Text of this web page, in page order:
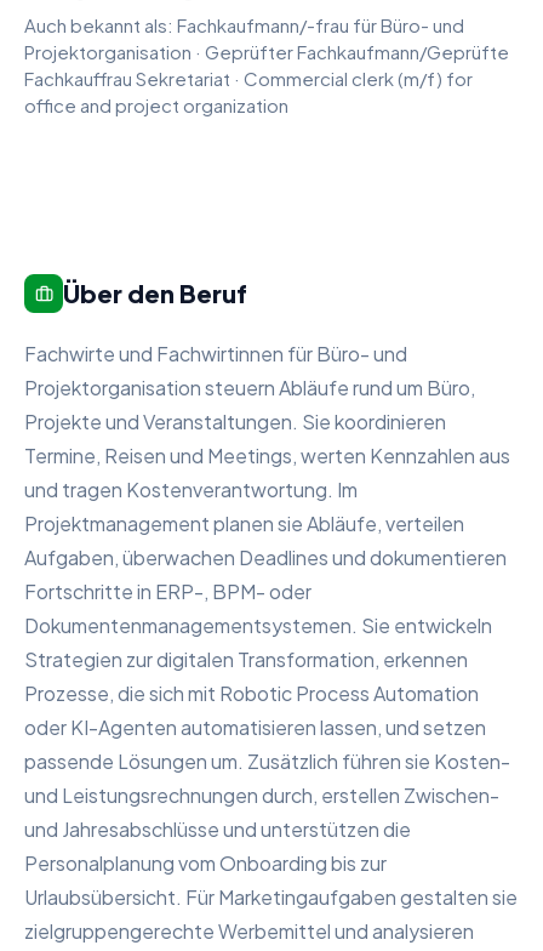
Auch bekannt als: Fachkaufmann/-frau für Büro- und
Projektorganisation · Geprüfter Fachkaufmann/Geprüfte
Fachkauffrau Sekretariat · Commercial clerk (m/f) for
office and project organization
Über den Beruf
Fachwirte und Fachwirtinnen für Büro- und
Projektorganisation steuern Abläufe rund um Büro,
Projekte und Veranstaltungen. Sie koordinieren
Termine, Reisen und Meetings, werten Kennzahlen aus
und tragen Kostenverantwortung. Im
Projektmanagement planen sie Abläufe, verteilen
Aufgaben, überwachen Deadlines und dokumentieren
Fortschritte in ERP-, BPM- oder
Dokumentenmanagementsystemen. Sie entwickeln
Strategien zur digitalen Transformation, erkennen
Prozesse, die sich mit Robotic Process Automation
oder KI-Agenten automatisieren lassen, und setzen
passende Lösungen um. Zusätzlich führen sie Kosten-
und Leistungsrechnungen durch, erstellen Zwischen-
und Jahresabschlüsse und unterstützen die
Personalplanung vom Onboarding bis zur
Urlaubsübersicht. Für Marketingaufgaben gestalten sie
zielgruppengerechte Werbemittel und analysieren